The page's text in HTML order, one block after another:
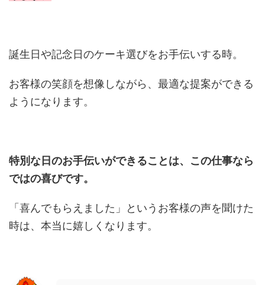
誕生日や記念日のケーキ選びをお手伝いする時。
お客様の笑顔を想像しながら、最適な提案ができる
ようになります。
特別な日のお手伝いができることは、この仕事なら
ではの喜びです。
「喜んでもらえました」というお客様の声を聞けた
時は、本当に嬉しくなります。